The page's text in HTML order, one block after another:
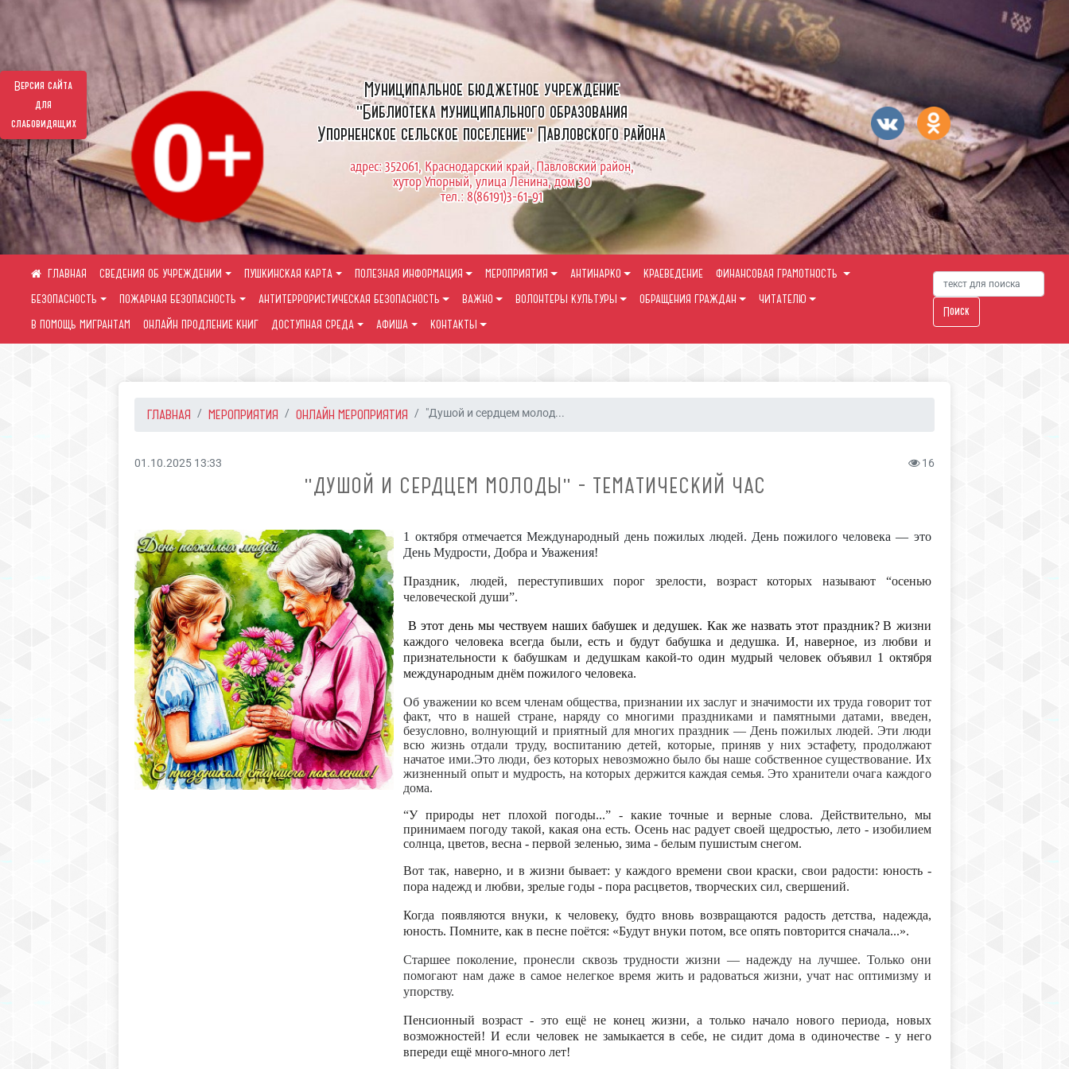
Версия сайта
для
слабовидящих
Муниципальное бюджетное учреждение
"Библиотека муниципального образования
Упорненское сельское поселение" Павловского района
адрес: 352061, Краснодарский край, Павловский район,
хутор Упорный, улица Ленина, дом 30
тел.: 8(86191)3-61-91
СВЕДЕНИЯ ОБ УЧРЕЖДЕНИИ ПУШКИНСКАЯ КАРТА ПОЛЕЗНАЯ ИНФОРМАЦИЯ МЕРОПРИЯТИЯ АНТИНАРКО КРАЕВЕДЕНИЕ
ФИНАНСОВАЯ ГРАМОТНОСТЬ
БЕЗОПАСНОСТЬ
ПОЖАРНАЯ БЕЗОПАСНОСТЬ АНТИТЕРРОРИСТИЧЕСКАЯ БЕЗОПАСНОСТЬ ВАЖНО ВОЛОНТЕРЫ КУЛЬТУРЫ ОБРАЩЕНИЯ ГРАЖДАН
ЧИТАТЕЛЮ
В ПОМОЩЬ МИГРАНТАМ
ОНЛАЙН ПРОДЛЕНИЕ КНИГ ДОСТУПНАЯ СРЕДА АФИША КОНТАКТЫ
Поиск
ГЛАВНАЯ МЕРОПРИЯТИЯ ОНЛАЙН МЕРОПРИЯТИЯ "Душой и сердцем молод...
01.10.2025 13:33 16
"ДУШОЙ И СЕРДЦЕМ МОЛОДЫ" - ТЕМАТИЧЕСКИЙ ЧАС
1 октября отмечается Международный день пожилых людей. День пожилого человека — это
День Мудрости, Добра и Уважения!
Праздник, людей, переступивших порог зрелости, возраст которых называют “осенью
человеческой души”.
В этот день мы чествуем наших бабушек и дедушек. Как же назвать этот праздник? В жизни
каждого человека всегда были, есть и будут бабушка и дедушка. И, наверное, из любви и
признательности к бабушкам и дедушкам какой-то один мудрый человек объявил 1 октября
международным днём пожилого человека.
Об уважении ко всем членам общества, признании их заслуг и значимости их труда говорит тот
факт, что в нашей стране, наряду со многими праздниками и памятными датами, введен,
безусловно, волнующий и приятный для многих праздник — День пожилых людей. Эти люди
всю жизнь отдали труду, воспитанию детей, которые, приняв у них эстафету, продолжают
начатое ими.Это люди, без которых невозможно было бы наше собственное существование. Их
жизненный опыт и мудрость, на которых держится каждая семья. Это хранители очага каждого
дома.
“У природы нет плохой погоды...” - какие точные и верные слова. Действительно, мы
принимаем погоду такой, какая она есть. Осень нас радует своей щедростью, лето - изобилием
солнца, цветов, весна - первой зеленью, зима - белым пушистым снегом.
Вот так, наверно, и в жизни бывает: у каждого времени свои краски, свои радости: юность -
пора надежд и любви, зрелые годы - пора расцветов, творческих сил, свершений.
Когда появляются внуки, к человеку, будто вновь возвращаются радость детства, надежда,
юность. Помните, как в песне поётся: «Будут внуки потом, все опять повторится сначала...».
Старшее поколение, пронесли сквозь трудности жизни — надежду на лучшее. Только они
помогают нам даже в самое нелегкое время жить и радоваться жизни, учат нас оптимизму и
упорству.
Пенсионный возраст - это ещё не конец жизни, а только начало нового периода, новых
возможностей! И если человек не замыкается в себе, не сидит дома в одиночестве - у него
впереди ещё много-много лет!